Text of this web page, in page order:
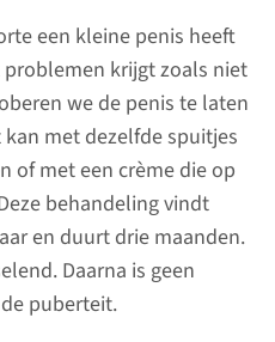
een kleine penis heeft
krijgt zoals niet
we de penis te laten
met dezelfde spuitjes
of met een crème die op
behandeling vindt
en duurt drie maanden.
Daarna is geen
puberteit.
FSH gaan
HHG